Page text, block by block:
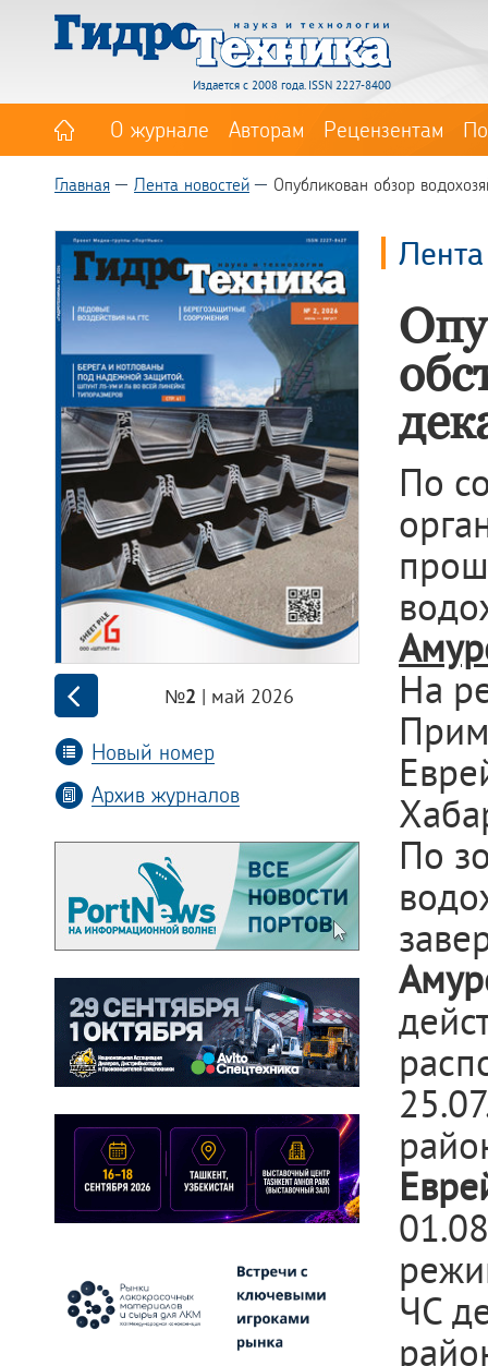
Издается с 2008 года. ISSN 2227-8400
О журнале Авторам Рецензентам
Главная Лента новостей Опубликован обзор
№2 | май 2026
Новый номер
Архив журналов
По
На
По
ЧС